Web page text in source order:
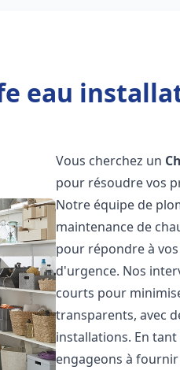
eau
Vous cherchez un
pour résoudre vos
Notre équipe de
maintenance de
pour répondre à
d'urgence. Nos
courts pour
transparents, avec
installations. En
engageons à